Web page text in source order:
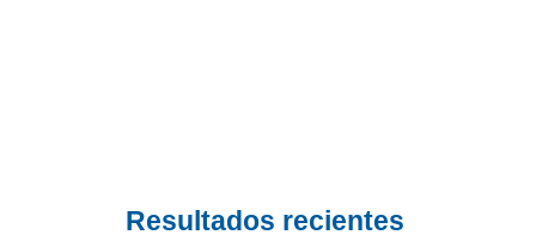
Resultados recientes